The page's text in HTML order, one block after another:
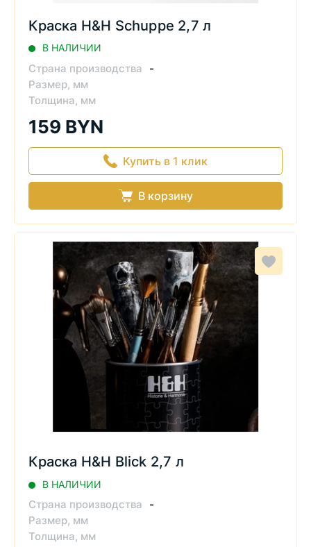
Краска H&H Schuppe 2,7 л
В НАЛИЧИИ
Страна производства
-
Размер, мм
Толщина, мм
159 BYN
Купить в 1 клик
В корзину
Краска H&H Blick 2,7 л
В НАЛИЧИИ
Страна производства
-
Размер, мм
Толщина, мм